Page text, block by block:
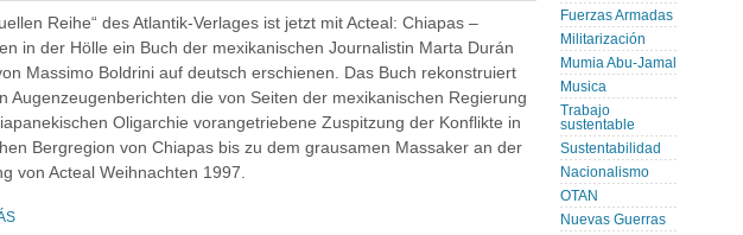
Reihe“ des Atlantik-Verlages ist jetzt mit Acteal: Chiapas –
in der Hölle ein Buch der mexikanischen Journalistin Marta Durán
Massimo Boldrini auf deutsch erschienen. Das Buch rekonstruiert
Augenzeugenberichten die von Seiten der mexikanischen Regierung
Oligarchie vorangetriebene Zuspitzung der Konflikte in
Bergregion von Chiapas bis zu dem grausamen Massaker an der
von Acteal Weihnachten 1997.
Fuerzas Armadas
Militarización
Mumia Abu-Jamal
Musica
Trabajo
sustentable
Sustentabilidad
Nacionalismo
OTAN
Nuevas Guerras